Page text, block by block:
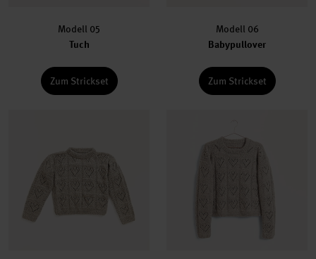
Modell 05
Tuch
Zum Strickset
Modell 06
Babypullover
Zum Strickset